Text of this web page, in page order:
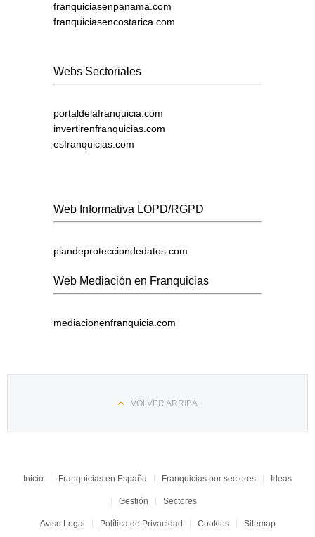
franquiciasenpanama.com
franquiciasencostarica.com
Webs Sectoriales
portaldelafranquicia.com
invertirenfranquicias.com
esfranquicias.com
Web Informativa LOPD/RGPD
plandeprotecciondedatos.com
Web Mediación en Franquicias
mediacionenfranquicia.com
VOLVER ARRIBA
Inicio Franquicias en España Franquicias por sectores Ideas
Gestión Sectores
Aviso Legal Política de Privacidad Cookies Sitemap